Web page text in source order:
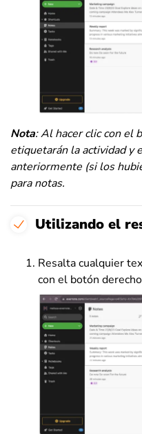
Nota: Al hacer clic con el
etiquetarán la actividad y
anteriormente (si los
para notas.
Utilizando el
Resalta cualquier
con el botón